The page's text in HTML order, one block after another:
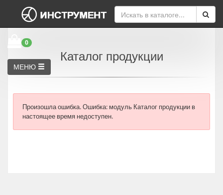
0
МЕНЮ
Каталог продукции
Произошла ошибка.Ошибка: модуль Каталог продукции в
настоящее время недоступен.